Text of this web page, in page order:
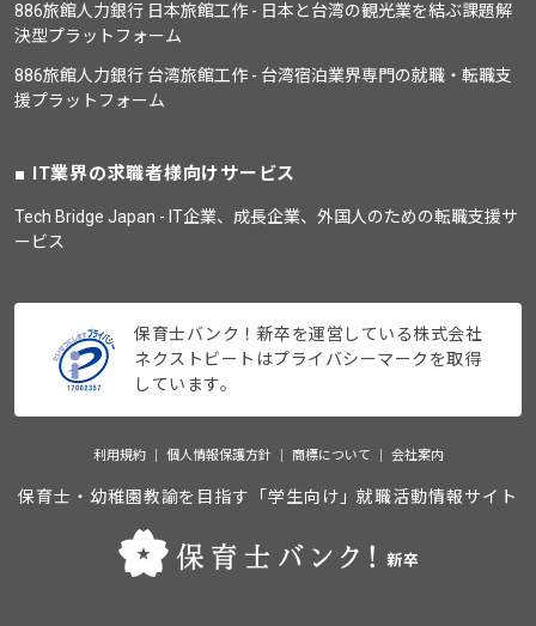
886旅館人力銀行 日本旅館工作 - 日本と台湾の観光業を結ぶ課題解
決型プラットフォーム
886旅館人力銀行 台湾旅館工作 - 台湾宿泊業界専門の就職・転職支
援プラットフォーム
IT業界の求職者様向けサービス
Tech Bridge Japan - IT企業、成長企業、外国人のための転職支援サ
ービス
保育士バンク！新卒を運営している株式会社
ネクストビートはプライバシーマークを取得
しています。
利用規約 個人情報保護方針 商標について 会社案内
保育士・幼稚園教諭を目指す「学生向け」就職活動情報サイト